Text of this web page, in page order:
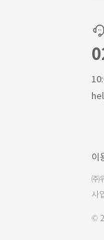
이
㈜
사
©